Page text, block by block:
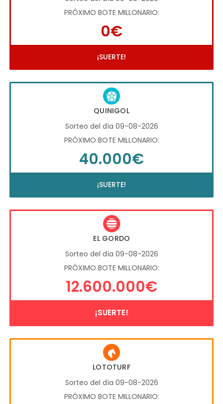
PRÓXIMO BOTE MILLONARIO:
0€
¡SUERTE!
QUINIGOL
Sorteo del día 09-08-2026
PRÓXIMO BOTE MILLONARIO:
40.000€
¡SUERTE!
EL GORDO
Sorteo del día 09-08-2026
PRÓXIMO BOTE MILLONARIO:
12.600.000€
¡SUERTE!
LOTOTURF
Sorteo del día 09-08-2026
PRÓXIMO BOTE MILLONARIO: